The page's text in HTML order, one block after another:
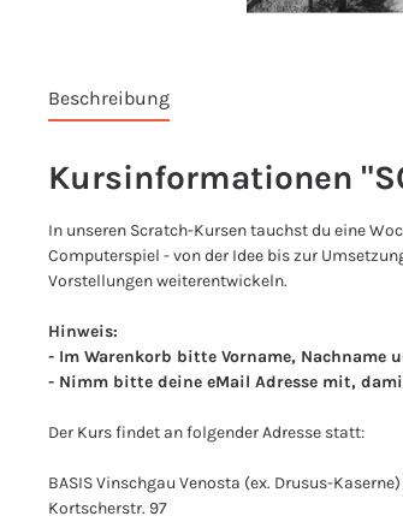
Beschreibung
Kursinformationen
In unseren Scratch-Kursen tauchst du eine
Computerspiel - von der Idee bis zur
Vorstellungen weiterentwickeln.
Hinweis:
- Im Warenkorb bitte Vorname, Nachname
- Nimm bitte deine eMail Adresse mit,
Der Kurs findet an folgender Adresse statt:
BASIS Vinschgau Venosta (ex. Drusus-Kaserne)
Kortscherstr. 97